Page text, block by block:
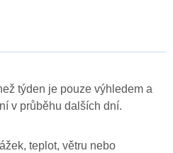
týden je pouze výhledem a
v průběhu dalších dní.
teplot, větru nebo